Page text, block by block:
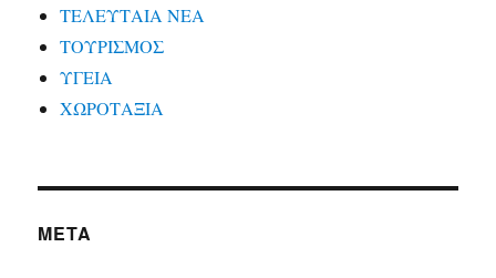
ΤΕΛΕΥΤΑΙΑ ΝΕΑ
ΤΟΥΡΙΣΜΟΣ
ΥΓΕΙΑ
ΧΩΡΟΤΑΞΙΑ
META